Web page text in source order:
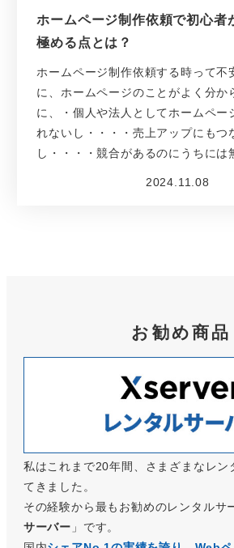
ホームページ制作依頼で初心者
極める点とは？
ホームページ制作依頼する時って不
に、ホームページのことがよく分か
に、・個人や法人としてホームペー
れないし・・・・売上アップにもつ
し・・・・競合があるのにうちに
2024.11.08
お勧め商品
私はこれまで20年間、さまざまなレン
てきました。
その経験から最もお勧めのレンタルサ
サーバー 」です。